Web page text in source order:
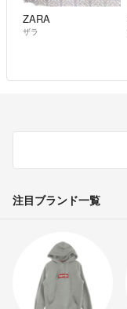
ZARA
ザラ
注目ブランド一覧